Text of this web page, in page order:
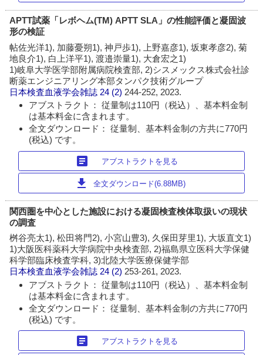
APTT試薬「レボヘム(TM) APTT SLA」の性能評価と凝固波
形の検証
帖佐光洋1), 加藤憂朔1), 神戸歩1), 上野嘉彦1), 坂東孝彦2), 菊
地良介1), 白上洋平1), 渡邉崇量1), 大倉宏之1)
1)岐阜大学医学部附属病院検査部, 2)シスメックス株式会社診
断薬エンジニアリング本部タンパク技術グループ
日本検査血液学会雑誌 24 (2) 244-252, 2023.
アブストラクト： 従量制は110円（税込）、基本料金制
は基本料金に含まれます。
全文ダウンロード： 従量制、基本料金制の方共に770円
(税込) です。
article アブストラクトを見る
download 全文ダウンロード(6.88MB)
関西圏を中心とした施設における凝固検査検体取扱いの現状
の調査
桝谷亮太1), 松田将門2), 小宮山豊3), 久保田芽里1), 大坂直文1)
1)大阪医科薬科大学病院中央検査部, 2)福島県立医科大学保健
科学部臨床検査学科, 3)北陸大学医療保健学部
日本検査血液学会雑誌 24 (2)253-261, 2023.
アブストラクト： 従量制は110円（税込）、基本料金制
は基本料金に含まれます。
全文ダウンロード： 従量制、基本料金制の方共に770円
(税込) です。
article アブストラクトを見る